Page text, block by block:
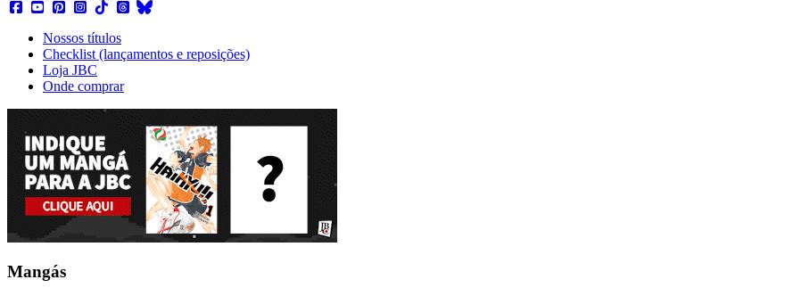
Nossos títulos
Checklist (lançamentos e reposições)
Loja JBC
Onde comprar
Mangás